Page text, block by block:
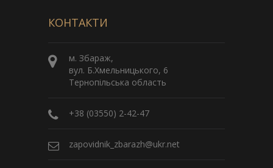
КОНТАКТИ
м. Збараж,
вул. Б.Хмельницького, 6
Тернопільська область
+38 (03550) 2-42-47
zapovidnik_zbarazh@ukr.net